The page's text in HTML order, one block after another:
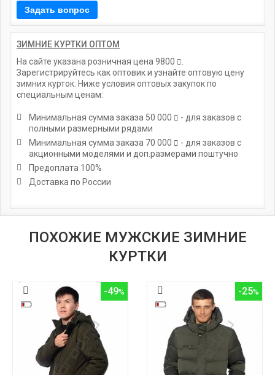
ЗИМНИЕ КУРТКИ ОПТОМ
На сайте указана розничная цена 9800
Зарегистрируйтесь как оптовик и узнайте оптовую цену
зимних курток. Ниже условия оптовых закупок по
специальным ценам:
Минимальная сумма заказа 50 000
- для заказов с
полными размерными рядами
Минимальная сумма заказа 70 000
- для заказов с
акционными моделями и доп.размерами поштучно
Предоплата 100%
Доставка по России
ПОХОЖИЕ МУЖСКИЕ ЗИМНИЕ
КУРТКИ
-49 -25